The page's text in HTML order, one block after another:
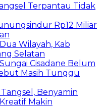
Terpantau Tidak
Rp12 Miliar
Wilayah, Kab
Selatan
Cisadane Belum
Masih Tunggu
Benyamin
Makin